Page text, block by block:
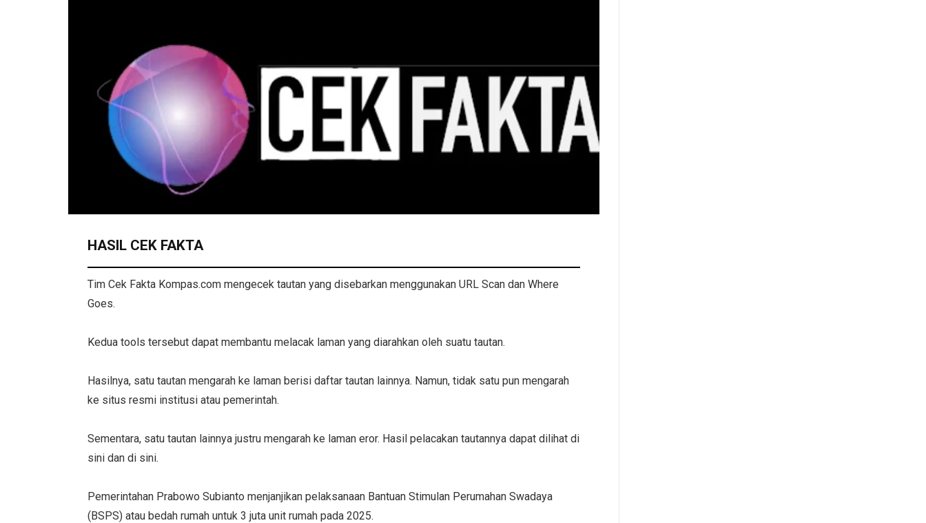
HASIL CEK FAKTA
Tim Cek Fakta Kompas.com mengecek tautan yang disebarkan menggunakan URL Scan dan Where
Goes.
Kedua tools tersebut dapat membantu melacak laman yang diarahkan oleh suatu tautan.
Hasilnya, satu tautan mengarah ke laman berisi daftar tautan lainnya. Namun, tidak satu pun mengarah
ke situs resmi institusi atau pemerintah.
Sementara, satu tautan lainnya justru mengarah ke laman eror. Hasil pelacakan tautannya dapat dilihat di
sini dan di sini.
Pemerintahan Prabowo Subianto menjanjikan pelaksanaan Bantuan Stimulan Perumahan Swadaya
(BSPS) atau bedah rumah untuk 3 juta unit rumah pada 2025.